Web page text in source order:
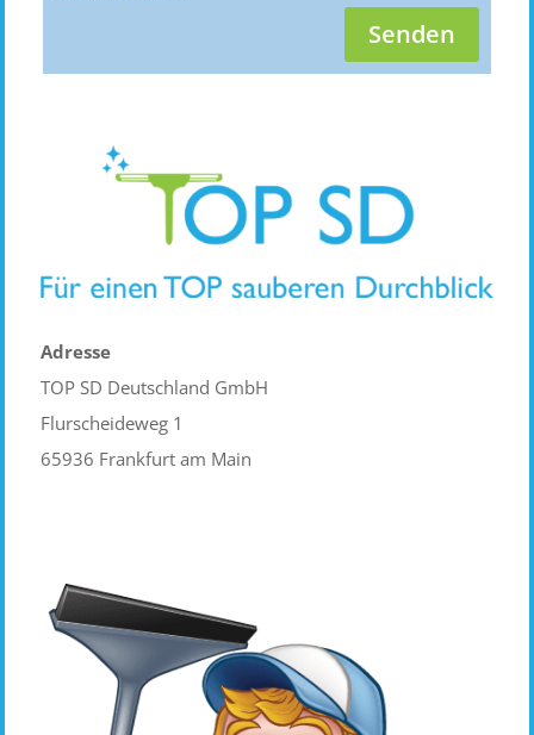
Senden
Adresse
TOP SD Deutschland GmbH
Flurscheideweg 1
65936 Frankfurt am Main